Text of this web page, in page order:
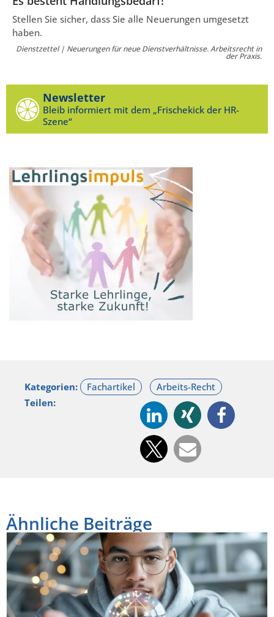
Stellen Sie sicher, dass Sie alle Neuerungen umgesetzt
haben.
Dienstzettel | Neuerungen für neue Dienstverhältnisse. Arbeitsrecht in
der Praxis.
Newsletter
Bleib informiert mit dem „Frischekick der HR-
Szene“
Kategorien:
Teilen:
Ähnliche Beiträge